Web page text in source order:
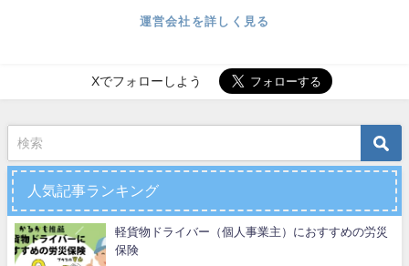
運営会社を詳しく見る
Xでフォローしよう
人気記事ランキング
軽貨物ドライバー（個人事業主）におすすめの労災
保険